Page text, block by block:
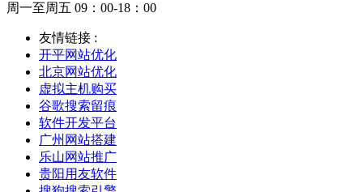
周一至周五 09：00-18：00
友情链接 :
开平网站优化
北京网站优化
虚拟主机购买
谷歌搜索留痕
软件开发平台
广州网站搭建
乐山网站推广
贵阳用友软件